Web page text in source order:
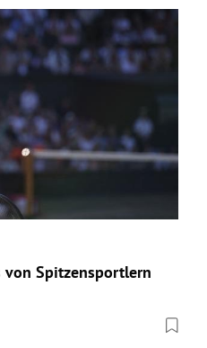
Spitzensportlern